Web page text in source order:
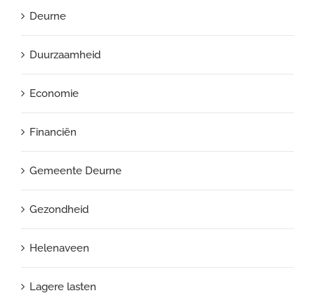
Deurne
Duurzaamheid
Economie
Financiën
Gemeente Deurne
Gezondheid
Helenaveen
Lagere lasten